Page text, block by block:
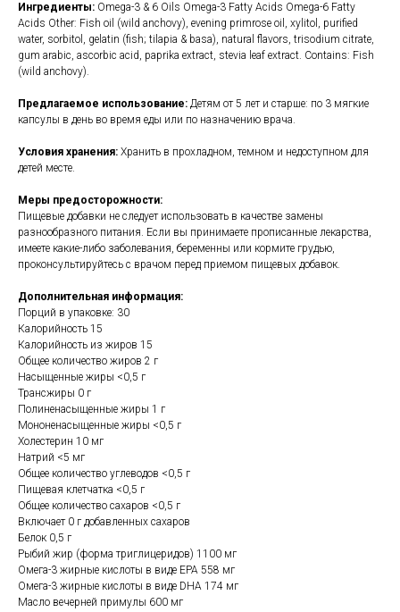
Ингредиенты: Omega-3 & 6 Oils Omega-3 Fatty Acids Omega-6 Fatty
Acids Other: Fish oil (wild anchovy), evening primrose oil, xylitol, purified
water, sorbitol, gelatin (fish; tilapia & basa), natural flavors, trisodium citrate,
gum arabic, ascorbic acid, paprika extract, stevia leaf extract. Contains: Fish
(wild anchovy).
Предлагаемое использование: Детям от 5 лет и старше: по 3 мягкие
капсулы в день во время еды или по назначению врача.
Условия хранения: Хранить в прохладном, темном и недоступном для
детей месте.
Меры предосторожности:
Пищевые добавки не следует использовать в качестве замены
разнообразного питания. Если вы принимаете прописанные лекарства,
имеете какие-либо заболевания, беременны или кормите грудью,
проконсультируйтесь с врачом перед приемом пищевых добавок.
Дополнительная информация:
Порций в упаковке: 30
Калорийность 15
Калорийность из жиров 15
Общее количество жиров 2 г
Насыщенные жиры <0,5 г
Трансжиры 0 г
Полиненасыщенные жиры 1 г
Мононенасыщенные жиры <0,5 г
Холестерин 10 мг
Натрий <5 мг
Общее количество углеводов <0,5 г
Пищевая клетчатка <0,5 г
Общее количество сахаров <0,5 г
Включает 0 г добавленных сахаров
Белок 0,5 г
Рыбий жир (форма триглицеридов) 1100 мг
Омега-3 жирные кислоты в виде EPA 558 мг
Омега-3 жирные кислоты в виде DHA 174 мг
Масло вечерней примулы 600 мг